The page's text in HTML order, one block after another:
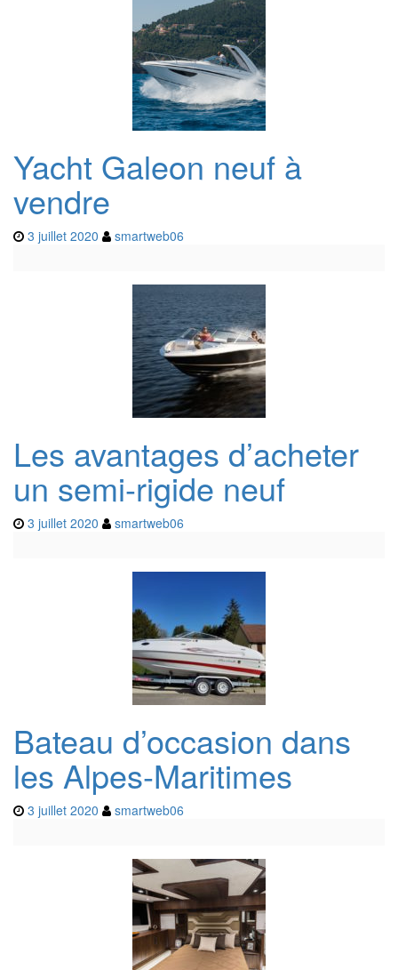
Yacht Galeon neuf à
vendre
3 juillet 2020 smartweb06
Les avantages d’acheter
un semi-rigide neuf
3 juillet 2020 smartweb06
Bateau d’occasion dans
les Alpes-Maritimes
3 juillet 2020 smartweb06